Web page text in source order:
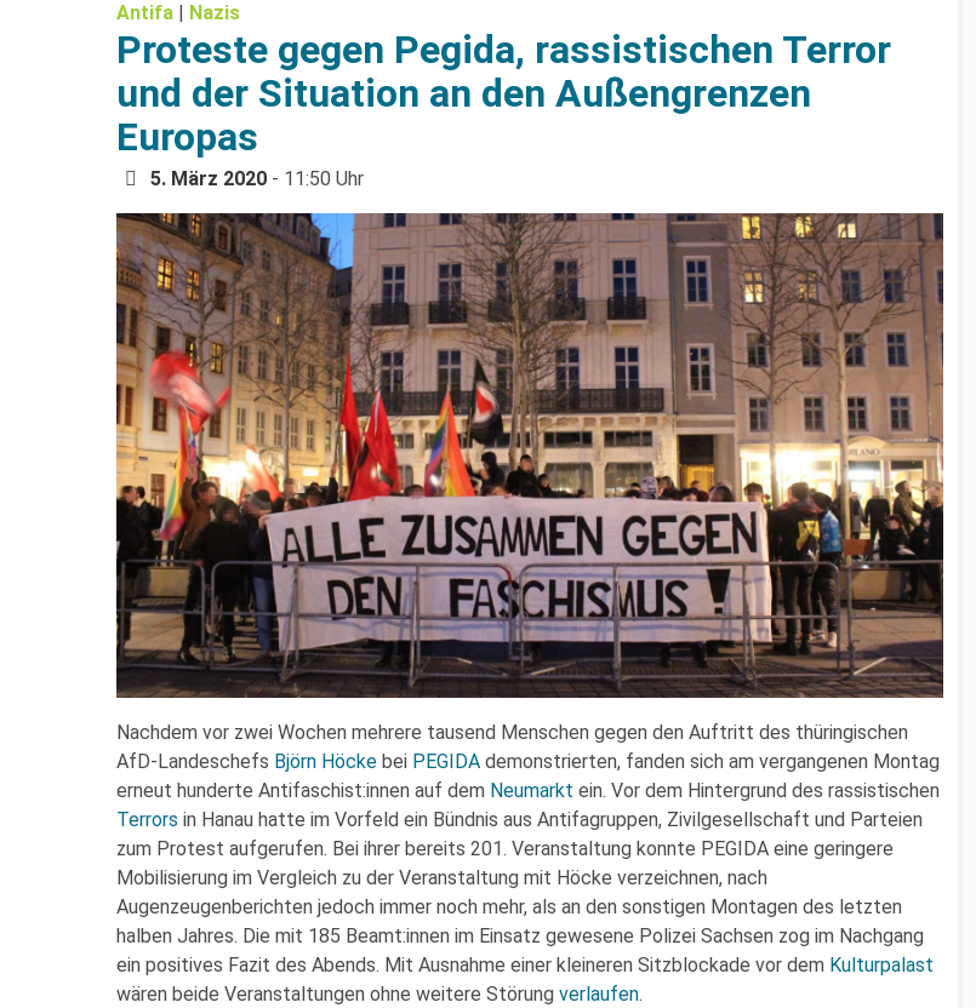
Antifa Nazis
Proteste gegen Pegida, rassistischen Terror
und der Situation an den Außengrenzen
Europas
5. März 2020 - 11:50 Uhr
Nachdem vor zwei Wochen mehrere tausend Menschen gegen den Auftritt des thüringischen
AfD-Landeschefs Björn Höcke bei PEGIDA demonstrierten, fanden sich am vergangenen Montag
erneut hunderte Antifaschist:innen auf dem Neumarkt ein. Vor dem Hintergrund des rassistischen
Terrors in Hanau hatte im Vorfeld ein Bündnis aus Antifagruppen, Zivilgesellschaft und Parteien
zum Protest aufgerufen. Bei ihrer bereits 201. Veranstaltung konnte PEGIDA eine geringere
Mobilisierung im Vergleich zu der Veranstaltung mit Höcke verzeichnen, nach
Augenzeugenberichten jedoch immer noch mehr, als an den sonstigen Montagen des letzten
halben Jahres. Die mit 185 Beamt:innen im Einsatz gewesene Polizei Sachsen zog im Nachgang
ein positives Fazit des Abends. Mit Ausnahme einer kleineren Sitzblockade vor dem Kulturpalast
wären beide Veranstaltungen ohne weitere Störung verlaufen.